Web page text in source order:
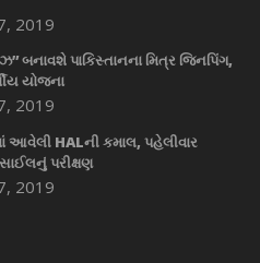
2019
બનાવશે પાકિસ્તાનના મિત્ર જિનપિંગ,
યોજના
2019
આવેલી HALની કમાલ, પહેલીવાર
પરીક્ષણ
2019